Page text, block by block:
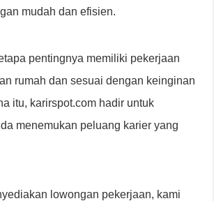
mudah dan efisien.
pentingnya memiliki pekerjaan
rumah dan sesuai dengan keinginan
itu, karirspot.com hadir untuk
menemukan peluang karier yang
lowongan pekerjaan, kami